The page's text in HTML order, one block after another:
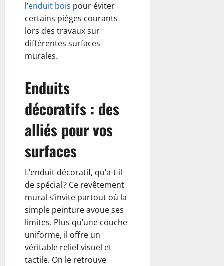
l’enduit bois pour éviter
certains pièges courants
lors des travaux sur
différentes surfaces
murales.
Enduits
décoratifs : des
alliés pour vos
surfaces
L’enduit décoratif, qu’a-t-il
de spécial ? Ce revêtement
mural s’invite partout où la
simple peinture avoue ses
limites. Plus qu’une couche
uniforme, il offre un
véritable relief visuel et
tactile. On le retrouve